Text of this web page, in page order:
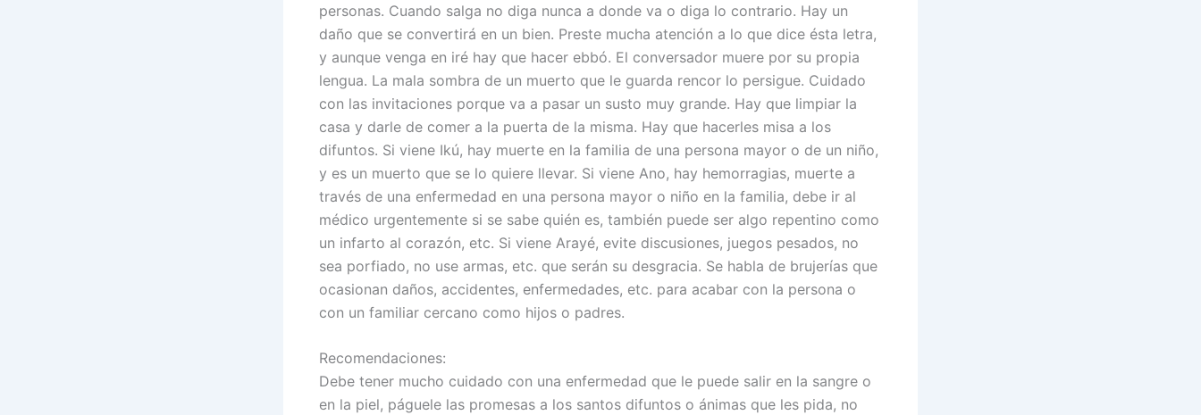
personas. Cuando salga no diga nunca a donde va o diga lo contrario. Hay un
daño que se convertirá en un bien. Preste mucha atención a lo que dice ésta letra,
y aunque venga en iré hay que hacer ebbó. El conversador muere por su propia
lengua. La mala sombra de un muerto que le guarda rencor lo persigue. Cuidado
con las invitaciones porque va a pasar un susto muy grande. Hay que limpiar la
casa y darle de comer a la puerta de la misma. Hay que hacerles misa a los
difuntos. Si viene Ikú, hay muerte en la familia de una persona mayor o de un niño,
y es un muerto que se lo quiere llevar. Si viene Ano, hay hemorragias, muerte a
través de una enfermedad en una persona mayor o niño en la familia, debe ir al
médico urgentemente si se sabe quién es, también puede ser algo repentino como
un infarto al corazón, etc. Si viene Arayé, evite discusiones, juegos pesados, no
sea porfiado, no use armas, etc. que serán su desgracia. Se habla de brujerías que
ocasionan daños, accidentes, enfermedades, etc. para acabar con la persona o
con un familiar cercano como hijos o padres.
Recomendaciones:
Debe tener mucho cuidado con una enfermedad que le puede salir en la sangre o
en la piel, páguele las promesas a los santos difuntos o ánimas que les pida, no